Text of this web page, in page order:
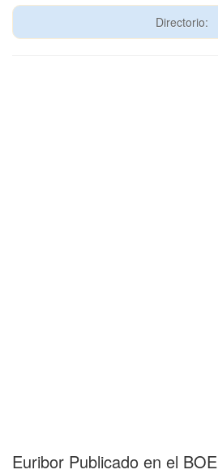
Directorio:
Euribor Publicado en el BOE